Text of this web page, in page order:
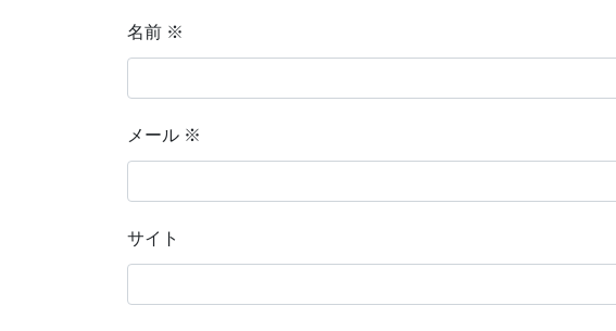
名前 ※
メール ※
サイト